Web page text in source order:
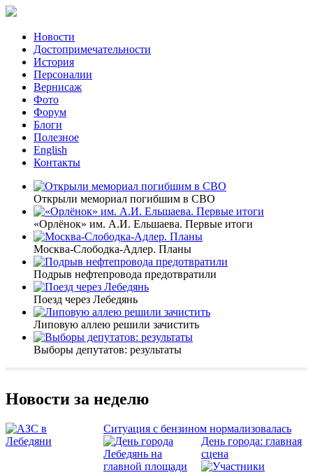
Новости
Достопримечательности
История
Персоналии
Вернисаж
Фото
Форум
Блоги
Полезное
English
Контакты
Открыли мемориал погибшим в СВО
«Орлёнок» им. А.И. Ельшаева. Первые итоги
Москва-Слободка-Адлер. Планы
Подрыв нефтепровода предотвратили
Поезд через Лебедянь
Липовую аллею решили зачистить
Выборы депутатов: результаты
Новости за неделю
Ситуация с бензином нормализовалась
День города: главная
сцена